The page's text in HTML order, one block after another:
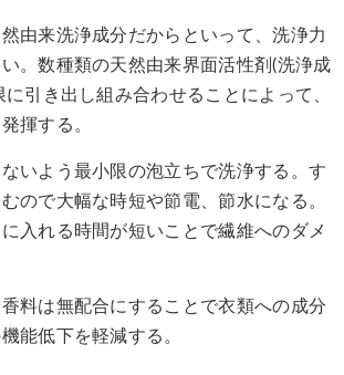
由来洗浄成分だからといって、洗浄力
。数種類の天然由来界面活性剤(洗浄成
引き出し組み合わせることによって、
揮する。
いよう最小限の泡立ちで洗浄する。す
ので大幅な時短や節電、節水になる。
入れる時間が短いことで繊維へのダメ
料は無配合にすることで衣類への成分
能低下を軽減する。